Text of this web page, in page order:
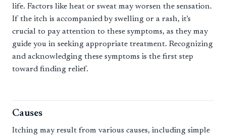
life. Factors like heat or sweat may worsen the sensation.
If the itch is accompanied by swelling or a rash, it's
crucial to pay attention to these symptoms, as they may
guide you in seeking appropriate treatment. Recognizing
and acknowledging these symptoms is the first step
toward finding relief.
Causes
Itching may result from various causes, including simple